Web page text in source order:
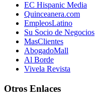
EC Hispanic Media
Quinceanera.com
EmpleosLatino
Su Socio de Negocios
MasClientes
AbogadoMall
Al Borde
Vivela Revista
Otros Enlaces